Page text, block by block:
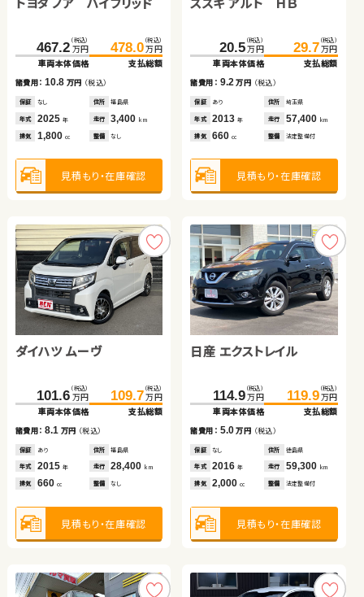
467.2 （税込）
万円
車両本体価格
478.0 （税込）
万円
支払総額
諸費用：10.8 万円 （税込）
保証 なし 住所 福島県
年式 2025 年 走行 3,400 km
排気 1,800 cc 整備 なし
見積もり・在庫確認
20.5 （税込）
万円
車両本体価格
29.7 （税込）
万円
支払総額
諸費用： 9.2万円 （税込）
保証 あり 住所 埼玉県
年式 2013年 走行 57,400 km
排気 660cc 整備 法定整備付
見積もり・在庫確認
ダイハツ ムーヴ
101.6 （税込）
万円
車両本体価格
109.7 （税込）
万円
支払総額
諸費用：8.1 万円 （税込）
保証 あり 住所 福島県
年式 2015 年 走行 28,400 km
排気 660 cc 整備 なし
見積もり・在庫確認
日産 エクストレイル
114.9 （税込）
万円
車両本体価格
119.9 （税込）
万円
支払総額
諸費用： 5.0万円 （税込）
保証 なし 住所 徳島県
年式 2016年 走行 59,300 km
排気 2,000cc 整備 法定整備付
見積もり・在庫確認
59.7 （税込）
万円
車両本体価格
63.0 （税込）
万円
支払総額
諸費用：3.3万円（税込）
保証 なし 住所 岡山県
年式 2006 年 走行 75,800km
排気 660cc 整備 法定整備付
見積もり・在庫確認
79.7 （税込）
万円
車両本体価格
85.4 （税込）
万円
支払総額
諸費用： 5.7万円 （税込）
保証 なし 住所 岡山県
年式 2015年 走行 111,700km
排気 1,500 整備 法定整備付
見積もり・在庫確認
トヨタ プリウス
54.7 （税込）
万円
車両本体価格
64.0 （税込）
万円
支払総額
諸費用：9.3 万円 （税込）
保証 なし 住所 岡山県
年式 2012 年 走行 106,800km
排気 1,800 整備 法定整備付
見積もり・在庫確認
日産 セレナ
150.1 （税込）
万円
車両本体価格
163.5 （税込）
万円
支払総額
諸費用： 13.4万円（税込）
保証 あり 住所 埼玉県
年式 2016年 走行 29,400 km
排気 2,000cc 整備 なし
見積もり・在庫確認
160.5 （税込）
万円
車両本体価格
169.7 （税込）
万円
支払総額
諸費用：9.2万円（税込）
保証 あり 住所 茨城県
年式 2020 年 走行 68,800km
排気 1,400 cc 整備 法定整備付
見積もり・在庫確認
418.3 （税込）
万円
車両本体価格
432.2 （税込）
万円
支払総額
諸費用： 13.9万円（税込）
保証 なし 住所 群馬県
年式 2023年 走行 12,600 km
排気 1,800 整備 なし
見積もり・在庫確認
ダイハツ タント
112.8万円
車両本体価格
諸費用：9.4 万円 （税込）
保証 あり 住所 千葉県
排気 660 整備 法定整備付
トヨタ ヴェルファイア ハ
271.8 （税込）
万円
車両本体価格
289.2 （税込）
万円
支払総額
諸費用： 17.4万円（税込）
保証 あり 住所 岩手県
年式 2015年 走行 68,800 km
排気 2,500cc 整備 法定整備付
見積もり・在庫確認